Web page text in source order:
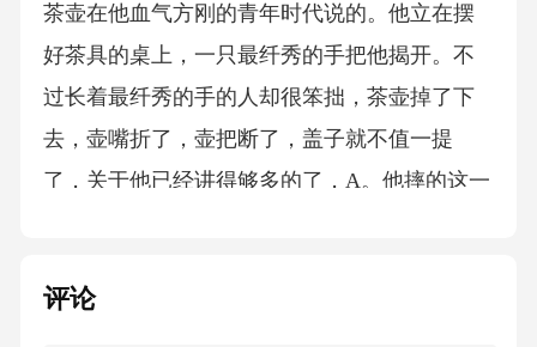
茶壶在他血气方刚的青年时代说的。他立在摆
好茶具的桌上，一只最纤秀的手把他揭开。不
过长着最纤秀的手的人却很笨拙，茶壶掉了下
去，壶嘴折了，壶把断了，盖子就不值一提
了，关于他已经讲得够多的了，A。他摔的这一
来在谈到自己的生活经历时说。“我被人称为残
评论